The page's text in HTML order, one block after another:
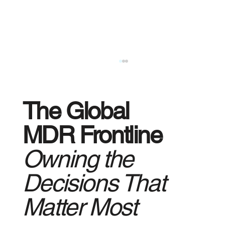
AI 시대 IT 및 보안의 환경 변화와 CISO의
새로운 역할
The Global
MDR Frontline
Owning the
Decisions That
Matter Most